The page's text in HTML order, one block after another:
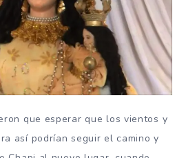
que esperar que los vientos y
así podrían seguir el camino y